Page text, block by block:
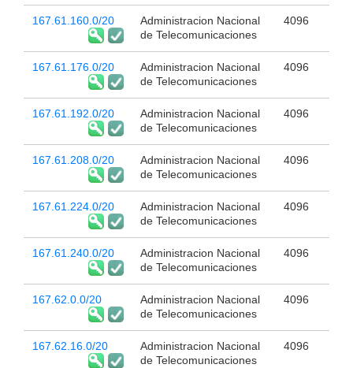
167.61.160.0/20
Administracion Nacional
de Telecomunicaciones
4096
167.61.176.0/20
Administracion Nacional
de Telecomunicaciones
4096
167.61.192.0/20
Administracion Nacional
de Telecomunicaciones
4096
167.61.208.0/20
Administracion Nacional
de Telecomunicaciones
4096
167.61.224.0/20
Administracion Nacional
de Telecomunicaciones
4096
167.61.240.0/20
Administracion Nacional
de Telecomunicaciones
4096
167.62.0.0/20
Administracion Nacional
de Telecomunicaciones
4096
167.62.16.0/20
Administracion Nacional
de Telecomunicaciones
4096